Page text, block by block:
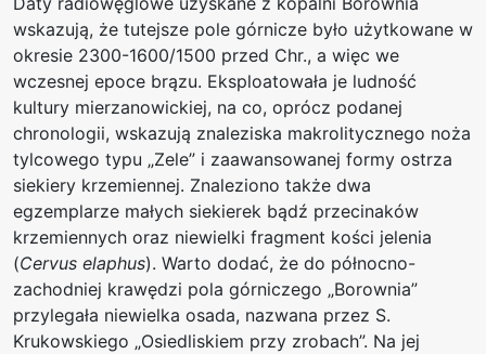
wskazują, że tutejsze pole górnicze było użytkowane w
okresie 2300-1600/1500 przed Chr., a więc we
wczesnej epoce brązu. Eksploatowała je ludność
kultury mierzanowickiej, na co, oprócz podanej
chronologii, wskazują znaleziska makrolitycznego noża
tylcowego typu „Zele” i zaawansowanej formy ostrza
siekiery krzemiennej. Znaleziono także dwa
egzemplarze małych siekierek bądź przecinaków
krzemiennych oraz niewielki fragment kości jelenia
(Cervus elaphus). Warto dodać, że do północno-
zachodniej krawędzi pola górniczego „Borownia”
przylegała niewielka osada, nazwana przez S.
Krukowskiego „Osiedliskiem przy zrobach”. Na jej